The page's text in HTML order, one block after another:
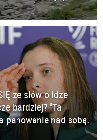
ze słów o Idze
bardziej? "Ta
panowanie nad sobą.